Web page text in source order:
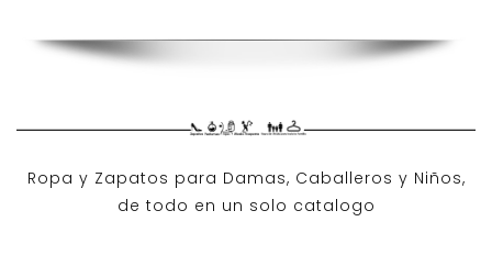
Ropa y Zapatos para Damas, Caballeros y Niños,
de todo en un solo catalogo